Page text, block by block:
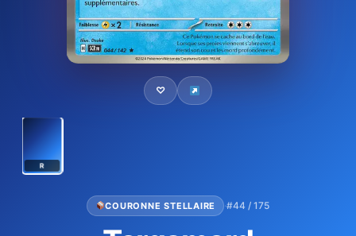
♡
R
COURONNE STELLAIRE ·#44 / 175